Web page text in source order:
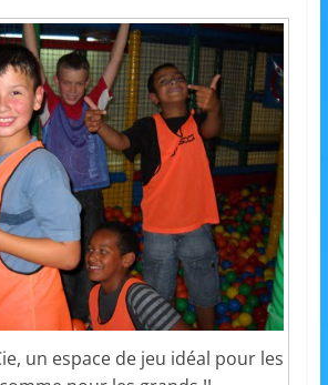
u
c
a
t
o
n
e
A
un espace de jeu idéal pour les